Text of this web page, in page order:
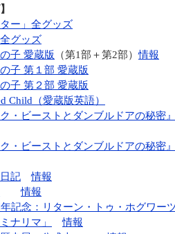
ー」全グッズ
グッズ
子 愛蔵版 （第1部＋第2部）情報
子 第１部 愛蔵版
子 第２部 愛蔵版
Child（愛蔵版英語）
・ビーストとダンブルドアの秘密
・ビーストとダンブルドアの秘密
記
情報
情報
年記念：リターン・トゥ・ホグワー
ナリマ」
情報